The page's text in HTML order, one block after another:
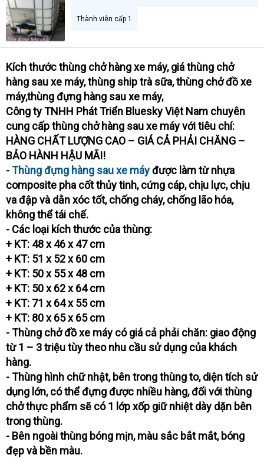
Thành viên cấp 1
Kích thước thùng chở hàng xe máy, giá thùng chở
hàng sau xe máy, thùng ship trà sữa, thùng chở đồ xe
máy,thùng đựng hàng sau xe máy,
Công ty TNHH Phát Triển Bluesky Việt Nam chuyên
cung cấp thùng chở hàng sau xe máy với tiêu chí:
HÀNG CHẤT LƯỢNG CAO – GIÁ CẢ PHẢI CHĂNG –
BẢO HÀNH HẬU MÃI!
-Thùng đựng hàng sau xe máyđược làm từ nhựa
composite pha cốt thủy tinh, cứng cáp, chịu lực, chịu
va đập và dằn xóc tốt, chống cháy, chống lão hóa,
không thể tái chế.
- Các loại kích thước của thùng:
+ KT: 48 x 46 x 47 cm
+ KT: 51 x 52 x 60 cm
+ KT: 50 x 55 x 48 cm
+ KT: 50 x 62 x 64 cm
+ KT: 71 x 64 x 55 cm
+ KT: 80 x 65 x 65 cm
- Thùng chở đồ xe máy có giá cả phải chăn: giao động
từ 1 – 3 triệu tùy theo nhu cầu sử dụng của khách
hàng.
- Thùng hình chữ nhật, bên trong thùng to, diện tích sử
dụng lớn, có thể đựng được nhiều hàng, đối với thùng
chở thực phẩm sẽ có 1 lớp xốp giữ nhiệt dày dặn bên
trong thùng.
- Bên ngoài thùng bóng mịn, màu sắc bắt mắt, bóng
đẹp và bền màu.